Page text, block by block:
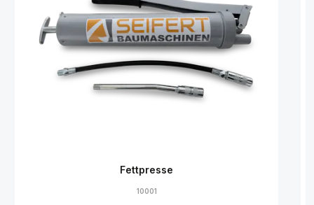
Fettpresse
10001